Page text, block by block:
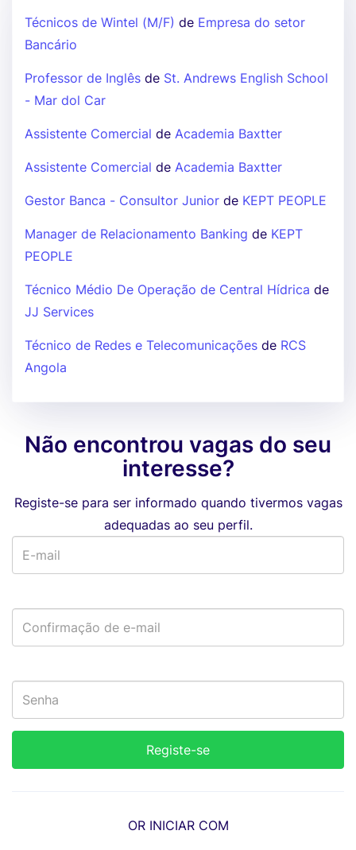
Técnicos de Wintel (M/F) de Empresa do setor
Bancário
Professor de Inglês de St. Andrews English School
- Mar dol Car
Assistente Comercial de Academia Baxtter
Assistente Comercial de Academia Baxtter
Gestor Banca - Consultor Junior de KEPT PEOPLE
Manager de Relacionamento Banking de KEPT
PEOPLE
Técnico Médio De Operação de Central Hídrica de
JJ Services
Técnico de Redes e Telecomunicações de RCS
Angola
Não encontrou vagas do seu
interesse?
Registe-se para ser informado quando tivermos vagas
adequadas ao seu perfil.
OR INICIAR COM